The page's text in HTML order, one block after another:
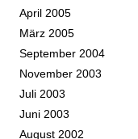
April 2005
März 2005
September 2004
November 2003
Juli 2003
Juni 2003
August 2002